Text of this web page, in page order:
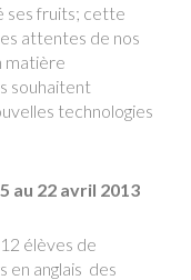
ses fruits; cette
attentes de nos
matière
souhaitent
technologies
au 22 avril 2013
élèves de
en anglais des